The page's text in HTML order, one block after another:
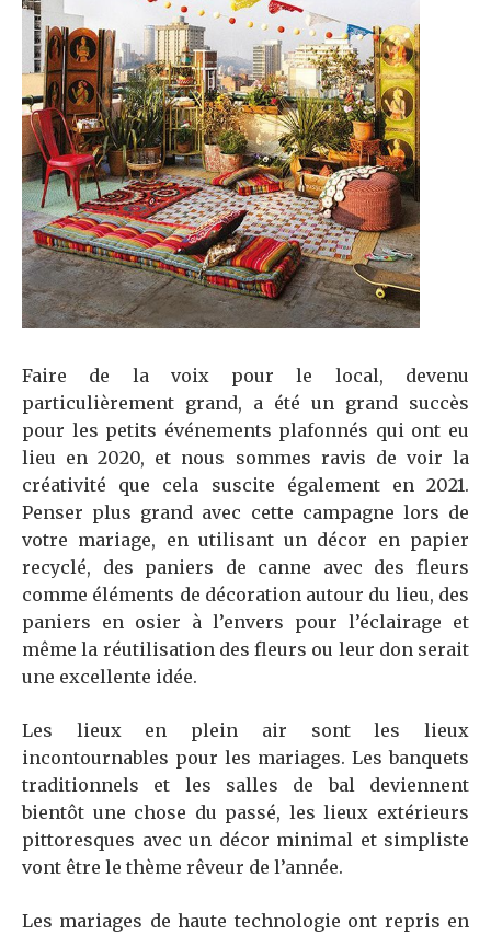
Faire de la voix pour le local, devenu
particulièrement grand, a été un grand succès
pour les petits événements plafonnés qui ont eu
lieu en 2020, et nous sommes ravis de voir la
créativité que cela suscite également en 2021.
Penser plus grand avec cette campagne lors de
votre mariage, en utilisant un décor en papier
recyclé, des paniers de canne avec des fleurs
comme éléments de décoration autour du lieu, des
paniers en osier à l’envers pour l’éclairage et
même la réutilisation des fleurs ou leur don serait
une excellente idée.
Les lieux en plein air sont les lieux
incontournables pour les mariages. Les banquets
traditionnels et les salles de bal deviennent
bientôt une chose du passé, les lieux extérieurs
pittoresques avec un décor minimal et simpliste
vont être le thème rêveur de l’année.
Les mariages de haute technologie ont repris en